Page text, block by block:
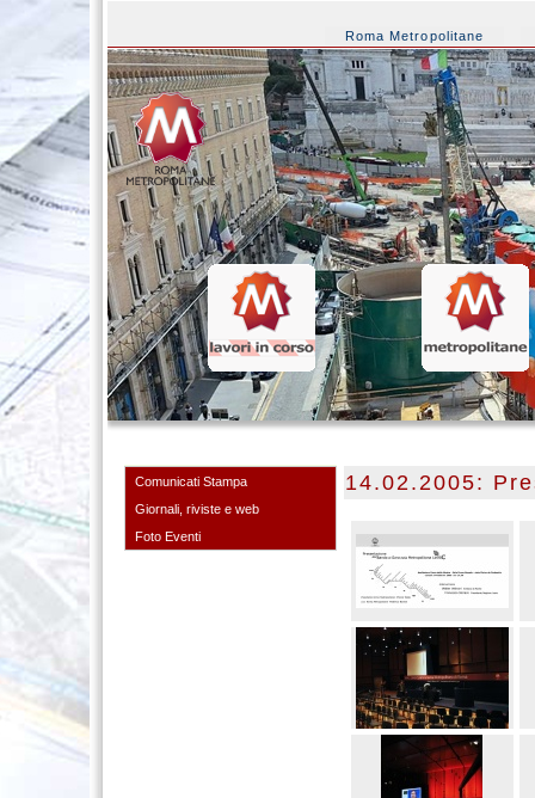
Roma Metropolitane
Comunicati Stampa
Giornali, riviste e web
Foto Eventi
14.02.2005: